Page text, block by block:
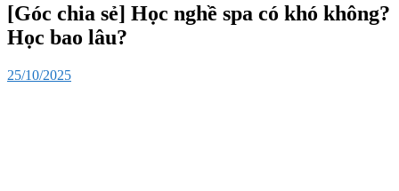
[Góc chia sẻ] Học nghề spa có khó không?
Học bao lâu?
25/10/2025